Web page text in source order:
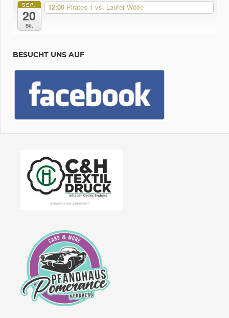
SEP.
20
So.
12:00 Pirates 1 vs. Laufer Wölfe
BESUCHT UNS AUF